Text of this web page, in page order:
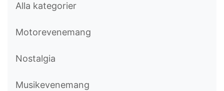
Alla kategorier
Motorevenemang
Nostalgia
Musikevenemang